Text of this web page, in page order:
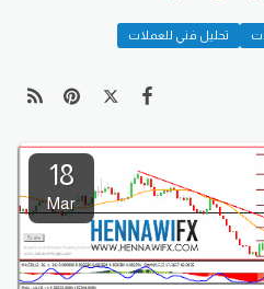
تحليل فني للعملات
18
Mar